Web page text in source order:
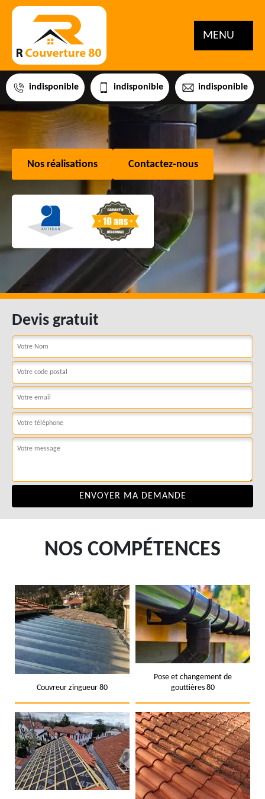
MENU
indisponible indisponible indisponible
Nos réalisations Contactez-nous
Devis gratuit
NOS COMPÉTENCES
Couvreur zingueur 80
Pose et changement de
gouttières 80